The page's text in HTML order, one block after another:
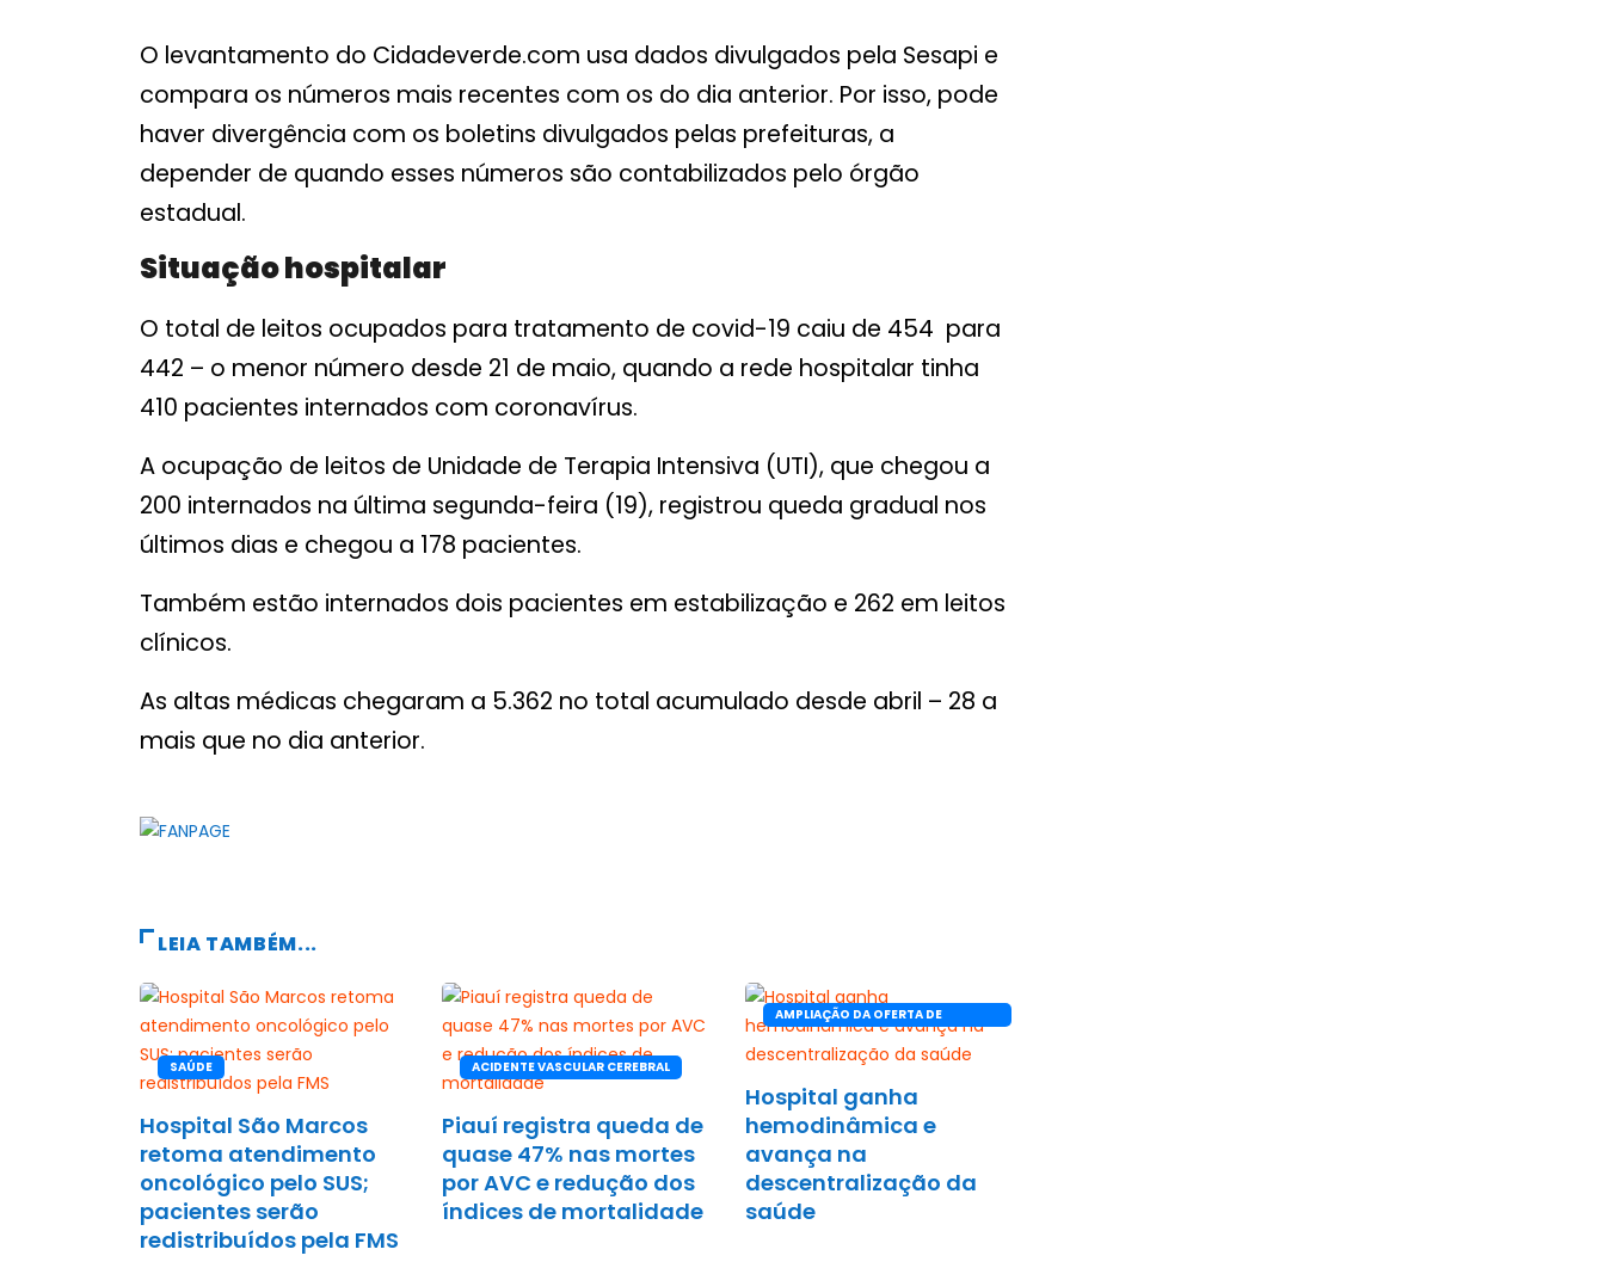
O levantamento do Cidadeverde.com usa dados divulgados pela Sesapi e
compara os números mais recentes com os do dia anterior. Por isso, pode
haver divergência com os boletins divulgados pelas prefeituras, a
depender de quando esses números são contabilizados pelo órgão
estadual.
Situação hospitalar
O total de leitos ocupados para tratamento de covid-19 caiu de 454 para
442 – o menor número desde 21 de maio, quando a rede hospitalar tinha
410 pacientes internados com coronavírus.
A ocupação de leitos de Unidade de Terapia Intensiva (UTI), que chegou a
200 internados na última segunda-feira (19), registrou queda gradual nos
últimos dias e chegou a 178 pacientes.
Também estão internados dois pacientes em estabilização e 262 em leitos
clínicos.
As altas médicas chegaram a 5.362 no total acumulado desde abril – 28 a
mais que no dia anterior.
LEIA TAMBÉM...
SAÚDE
Hospital São Marcos
retoma atendimento
oncológico pelo SUS;
pacientes serão
redistribuídos pela FMS
ACIDENTE VASCULAR CEREBRAL
Piauí registra queda de
quase 47% nas mortes
por AVC e redução dos
índices de mortalidade
AMPLIAÇÃO DA OFERTA DE
Hospital ganha
hemodinâmica e
avança na
descentralização da
saúde